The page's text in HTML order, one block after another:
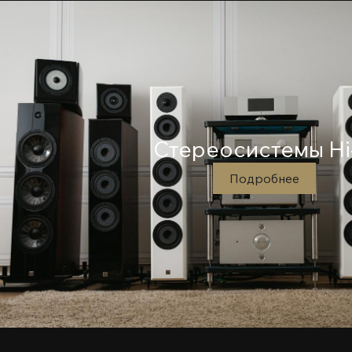
Cтереосистемы
Подробнее